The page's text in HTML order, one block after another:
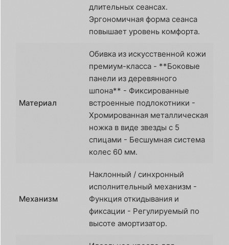
длительных сеансах.
Эргономичная форма сеанса
повышает уровень комфорта.
Материал
Обивка из искусственной кожи
премиум-класса - **Боковые
панели из деревянного
шпона** - Фиксированные
встроенные подлокотники -
Хромированная металлическая
ножка в виде звезды с 5
спицами - Бесшумная система
колес 60 мм.
Механизм
Наклонный / синхронный
исполнительный механизм -
Функция откидывания и
фиксации - Регулируемый по
высоте амортизатор.